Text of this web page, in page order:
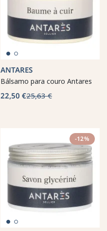
ANTARES
Bálsamo para couro Antares
22,50 €25,63 €
-12%